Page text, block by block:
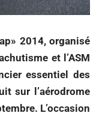
2014, organisé
et l’ASM
essentiel des
sur l’aérodrome
L’occasion